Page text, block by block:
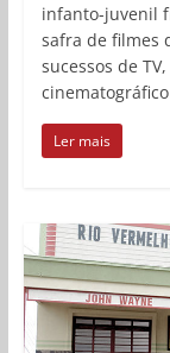
infanto-juvenil
safra de filmes
sucessos de
cinematográfico
Ler mais